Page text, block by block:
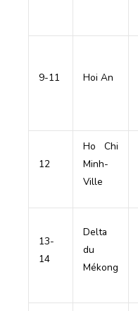
9-11 Hoi An
12
Ho Chi
Minh-
Ville
13-
14
Delta
du
Mékong